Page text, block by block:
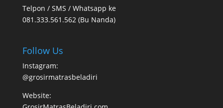
Telpon / SMS / Whatsapp ke
081.333.561.562 (Bu Nanda)
Follow Us
Instagram:
@grosirmatrasbeladiri
Website: